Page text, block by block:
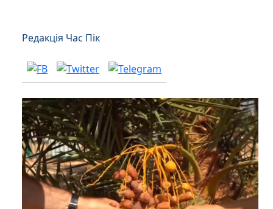
Редакція Час Пік